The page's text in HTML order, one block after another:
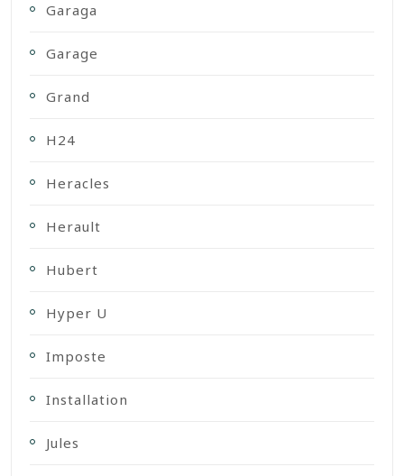
Garaga
Garage
Grand
H24
Heracles
Herault
Hubert
Hyper U
Imposte
Installation
Jules